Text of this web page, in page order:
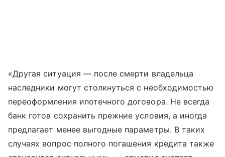
«Другая ситуация — после смерти владельца
наследники могут столкнуться с необходимостью
переоформления ипотечного договора. Не всегда
банк готов сохранить прежние условия, а иногда
предлагает менее выгодные параметры. В таких
случаях вопрос полного погашения кредита также